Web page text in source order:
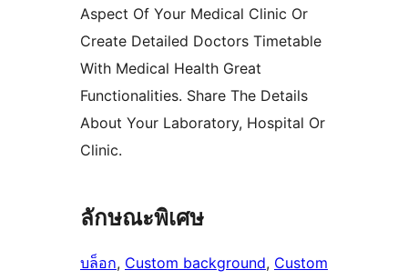
Aspect Of Your Medical Clinic Or
Create Detailed Doctors Timetable
With Medical Health Great
Functionalities. Share The Details
About Your Laboratory, Hospital Or
Clinic.
ลักษณะพิเศษ
บล็อก, Custom background, Custom